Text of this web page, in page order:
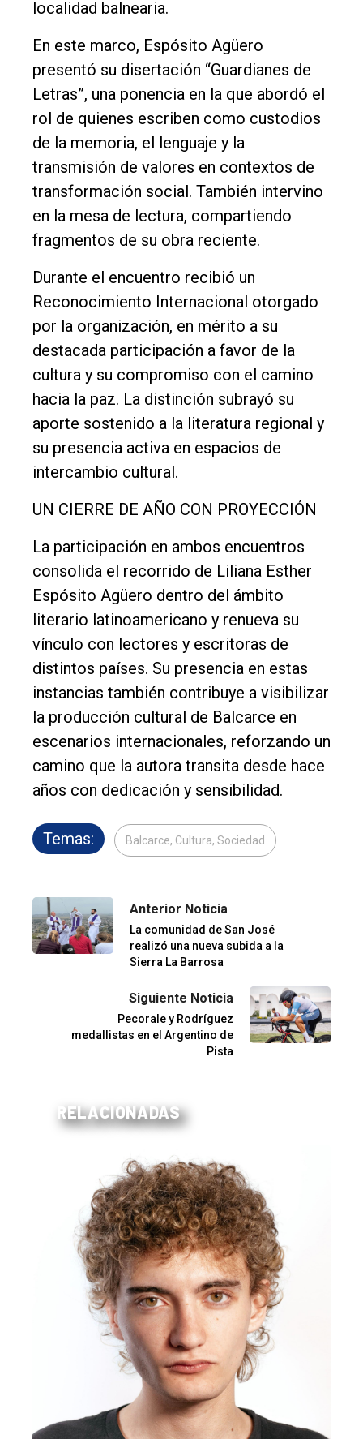
localidad balnearia.
En este marco, Espósito Agüero
presentó su disertación “Guardianes de
Letras”, una ponencia en la que abordó el
rol de quienes escriben como custodios
de la memoria, el lenguaje y la
transmisión de valores en contextos de
transformación social. También intervino
en la mesa de lectura, compartiendo
fragmentos de su obra reciente.
Durante el encuentro recibió un
Reconocimiento Internacional otorgado
por la organización, en mérito a su
destacada participación a favor de la
cultura y su compromiso con el camino
hacia la paz. La distinción subrayó su
aporte sostenido a la literatura regional y
su presencia activa en espacios de
intercambio cultural.
UN CIERRE DE AÑO CON PROYECCIÓN
La participación en ambos encuentros
consolida el recorrido de Liliana Esther
Espósito Agüero dentro del ámbito
literario latinoamericano y renueva su
vínculo con lectores y escritoras de
distintos países. Su presencia en estas
instancias también contribuye a visibilizar
la producción cultural de Balcarce en
escenarios internacionales, reforzando un
camino que la autora transita desde hace
años con dedicación y sensibilidad.
Temas: Balcarce, Cultura, Sociedad
Anterior Noticia
La comunidad de San José
realizó una nueva subida a la
Sierra La Barrosa
Siguiente Noticia
Pecorale y Rodríguez
medallistas en el Argentino de
Pista
RELACIONADAS